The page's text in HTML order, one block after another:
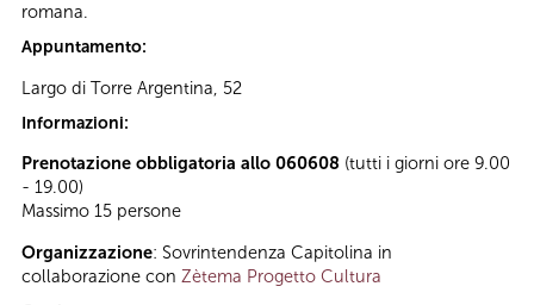
romana.
Appuntamento:
Largo di Torre Argentina, 52
Informazioni:
Prenotazione obbligatoria allo 060608 (tutti i giorni ore 9.00
- 19.00)
Massimo 15 persone
Organizzazione: Sovrintendenza Capitolina in
collaborazione con Zètema Progetto Cultura